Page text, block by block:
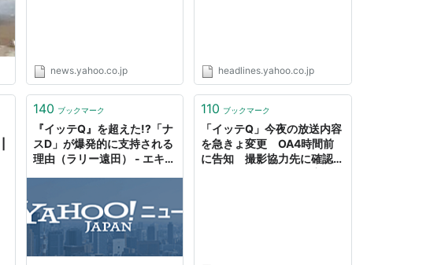
news.yahoo.co.jp headlines.yahoo.co.jp
140 ブックマーク
『イッテQ』を超えた!?「ナ
スD」が爆発的に支持される
理由（ラリー遠田） - エキス
110 ブックマーク
「イッテQ」今夜の放送内容
を急きょ変更 OA4時間前
に告知 撮影協力先に確認事